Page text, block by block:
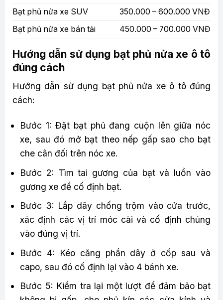
Bạt phủ nửa xe SUV
350.000 – 600.000 VNĐ
Bạt phủ nửa xe bán tải
450.000 – 700.000 VNĐ
Hướng dẫn sử dụng bạt phủ nửa xe ô tô
đúng cách
Hướng dẫn sử dụng bạt phủ nửa xe ô tô đúng
cách:
Bước 1: Đặt bạt phủ đang cuộn lên giữa nóc
xe, sau đó mở bạt theo nếp gấp sao cho bạt
che cân đối trên nóc xe.
Bước 2: Tìm tai gương của bạt và luồn vào
gương xe để cố định bạt.
Bước 3: Lắp dây chống trộm vào cửa trước,
xác định các vị trí móc cài và cố định chúng
vào đúng vị trí.
Bước 4: Kéo căng phần dây ở cốp sau và
capo, sau đó cố định lại vào 4 bánh xe.
Bước 5: Kiểm tra lại một lượt để đảm bảo bạt